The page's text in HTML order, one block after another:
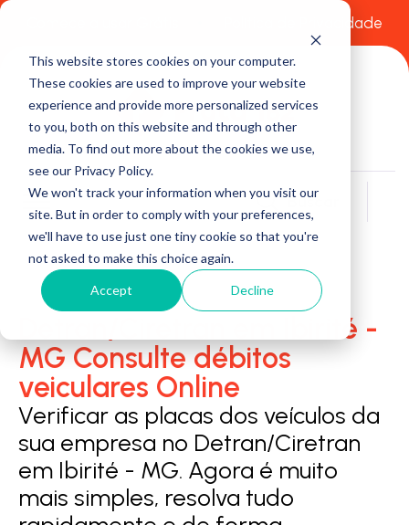
This website stores cookies on your computer.
These cookies are used to improve your website
experience and provide more personalized services
to you, both on this website and through other
media. To find out more about the cookies we use,
see our Privacy Policy.
We won't track your information when you visit our
site. But in order to comply with your preferences,
we'll have to use just one tiny cookie so that you're
not asked to make this choice again.
Accept Decline
Política de Privacidade
Buscar
Detran/Ciretran em Ibirité -
MG Consulte débitos
veiculares Online
Verificar as placas dos veículos da
sua empresa no Detran/Ciretran
em Ibirité - MG. Agora é muito
mais simples, resolva tudo